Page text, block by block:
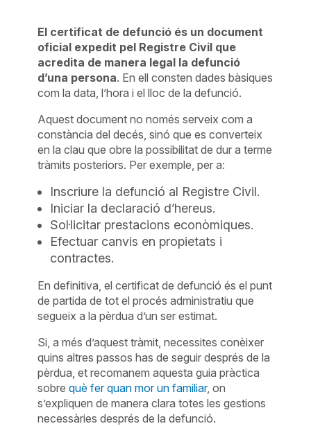
El certificat de defunció és un document
oficial expedit pel Registre Civil que
acredita de manera legal la defunció
d’una persona. En ell consten dades bàsiques
com la data, l’hora i el lloc de la defunció.
Aquest document no només serveix com a
constància del decés, sinó que es converteix
en la clau que obre la possibilitat de dur a terme
tràmits posteriors. Per exemple, per a:
Inscriure la defunció al Registre Civil.
Iniciar la declaració d’hereus.
Sol·licitar prestacions econòmiques.
Efectuar canvis en propietats i
contractes.
En definitiva, el certificat de defunció és el punt
de partida de tot el procés administratiu que
segueix a la pèrdua d’un ser estimat.
Si, a més d’aquest tràmit, necessites conèixer
quins altres passos has de seguir després de la
pèrdua, et recomanem aquesta guia pràctica
sobrequè fer quan mor un familiar, on
s’expliquen de manera clara totes les gestions
necessàries després de la defunció.